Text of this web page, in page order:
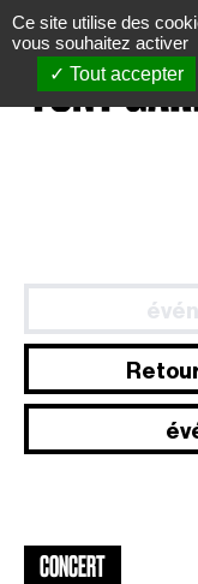
CONCERT
Panneau de
Ce site utilise des
vous souhaitez activer
Tout accepter